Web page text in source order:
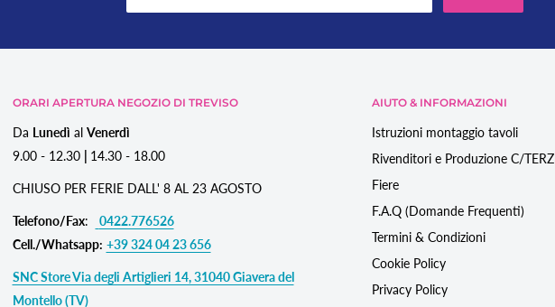
ORARI APERTURA NEGOZIO DI TREVISO
Da Lunedì al Venerdì
9.00 - 12.30
14.30 - 18.00
CHIUSO PER FERIE DALL' 8 AL 23 AGOSTO
Telefono/Fax:
0422.776526
Cell./Whatsapp: +39 324 04 23 656
SNC Store Via degli Artiglieri 14, 31040 Giavera del
Montello (TV)
AIUTO & INFORMAZIONI
Istruzioni montaggio tavoli
Rivenditori e Produzione C/TERZI
Fiere
F.A.Q (Domande Frequenti)
Termini & Condizioni
Cookie Policy
Privacy Policy